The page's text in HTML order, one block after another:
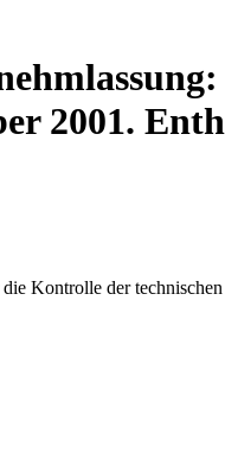
2001.
Kontrolle der